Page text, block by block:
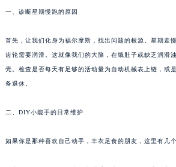
一、诊断星期慢跑的原因
首先，让我们化身为福尔摩斯，找出问题的根源。星期走
齿轮需要润滑。这就像我们的大脑，在饿肚子或缺乏润滑
壳。检查是否每天有足够的活动量为自动机械表上链，或
备退休。
二、DIY小能手的日常维护
如果你是那种喜欢自己动手，丰衣足食的朋友，这里有几